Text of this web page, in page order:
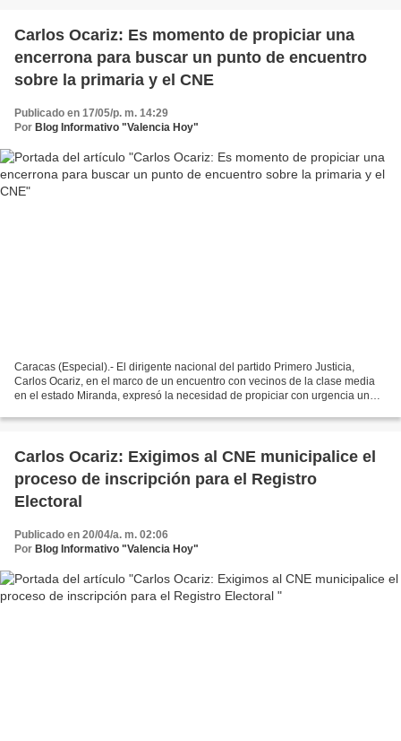
Carlos Ocariz: Es momento de propiciar una
encerrona para buscar un punto de encuentro
sobre la primaria y el CNE
Publicado en 17/05/p. m. 14:29
Por Blog Informativo "Valencia Hoy"
Caracas (Especial).- El dirigente nacional del partido Primero Justicia,
Carlos Ocariz, en el marco de un encuentro con vecinos de la clase media
en el estado Miranda, expresó la necesidad de propiciar con urgencia un
Carlos Ocariz: Exigimos al CNE municipalice el
proceso de inscripción para el Registro
Electoral
Publicado en 20/04/a. m. 02:06
Por Blog Informativo "Valencia Hoy"